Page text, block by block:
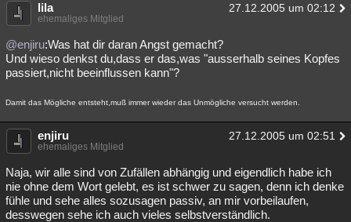
lila 27.12.2005 um 02:12
ehemaliges Mitglied
@enjiru:Was hat dir daran Angst gemacht?
Und wieso denkst du,dass er das,was "ausserhalb seines Kopfes
passiert,nicht beeinflussen kann"?
Damit das Mögliche entsteht,muß immer wieder das Unmögliche versucht werden.
enjiru 27.12.2005 um 02:51
ehemaliges Mitglied
Naja, wir alle sind von Zufällen abhängig und eigendlich habe ich
nie ohne dem Wort gelebt, es ist schwer zu sagen, denn ich denke
fühle und sehe alles sozusagen passiv, an mir vorbeilaufen,
desswegen sehe ich auch vieles selbstverständlich.